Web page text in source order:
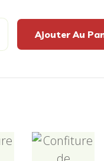
Ajouter Au